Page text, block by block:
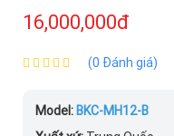
16,000,000đ
(0 Đánh giá)
Model: BKC-MH12-B